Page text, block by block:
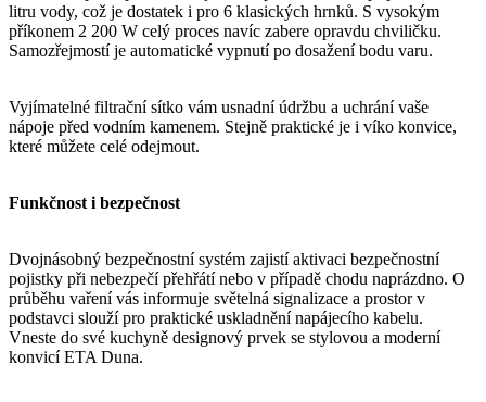
litru vody, což je dostatek i pro 6 klasických hrnků. S vysokým
příkonem 2 200 W celý proces navíc zabere opravdu chviličku.
Samozřejmostí je automatické vypnutí po dosažení bodu varu.
Vyjímatelné filtrační sítko vám usnadní údržbu a uchrání vaše
nápoje před vodním kamenem. Stejně praktické je i víko konvice,
které můžete celé odejmout.
Funkčnost i bezpečnost
Dvojnásobný bezpečnostní systém zajistí aktivaci bezpečnostní
pojistky při nebezpečí přehřátí nebo v případě chodu naprázdno. O
průběhu vaření vás informuje světelná signalizace a prostor v
podstavci slouží pro praktické uskladnění napájecího kabelu.
Vneste do své kuchyně designový prvek se stylovou a moderní
konvicí ETA Duna.